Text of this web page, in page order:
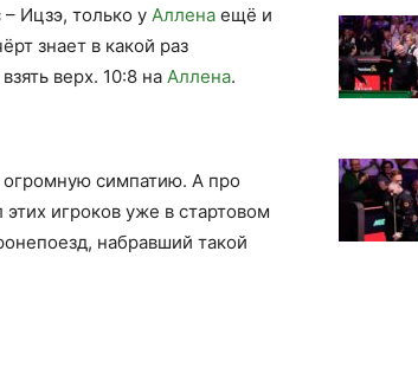
Ицзэ, только у Аллена ещё и
знает в какой раз
верх. 10:8 на Аллена.
огромную симпатию. А про
игроков уже в стартовом
набравший такой